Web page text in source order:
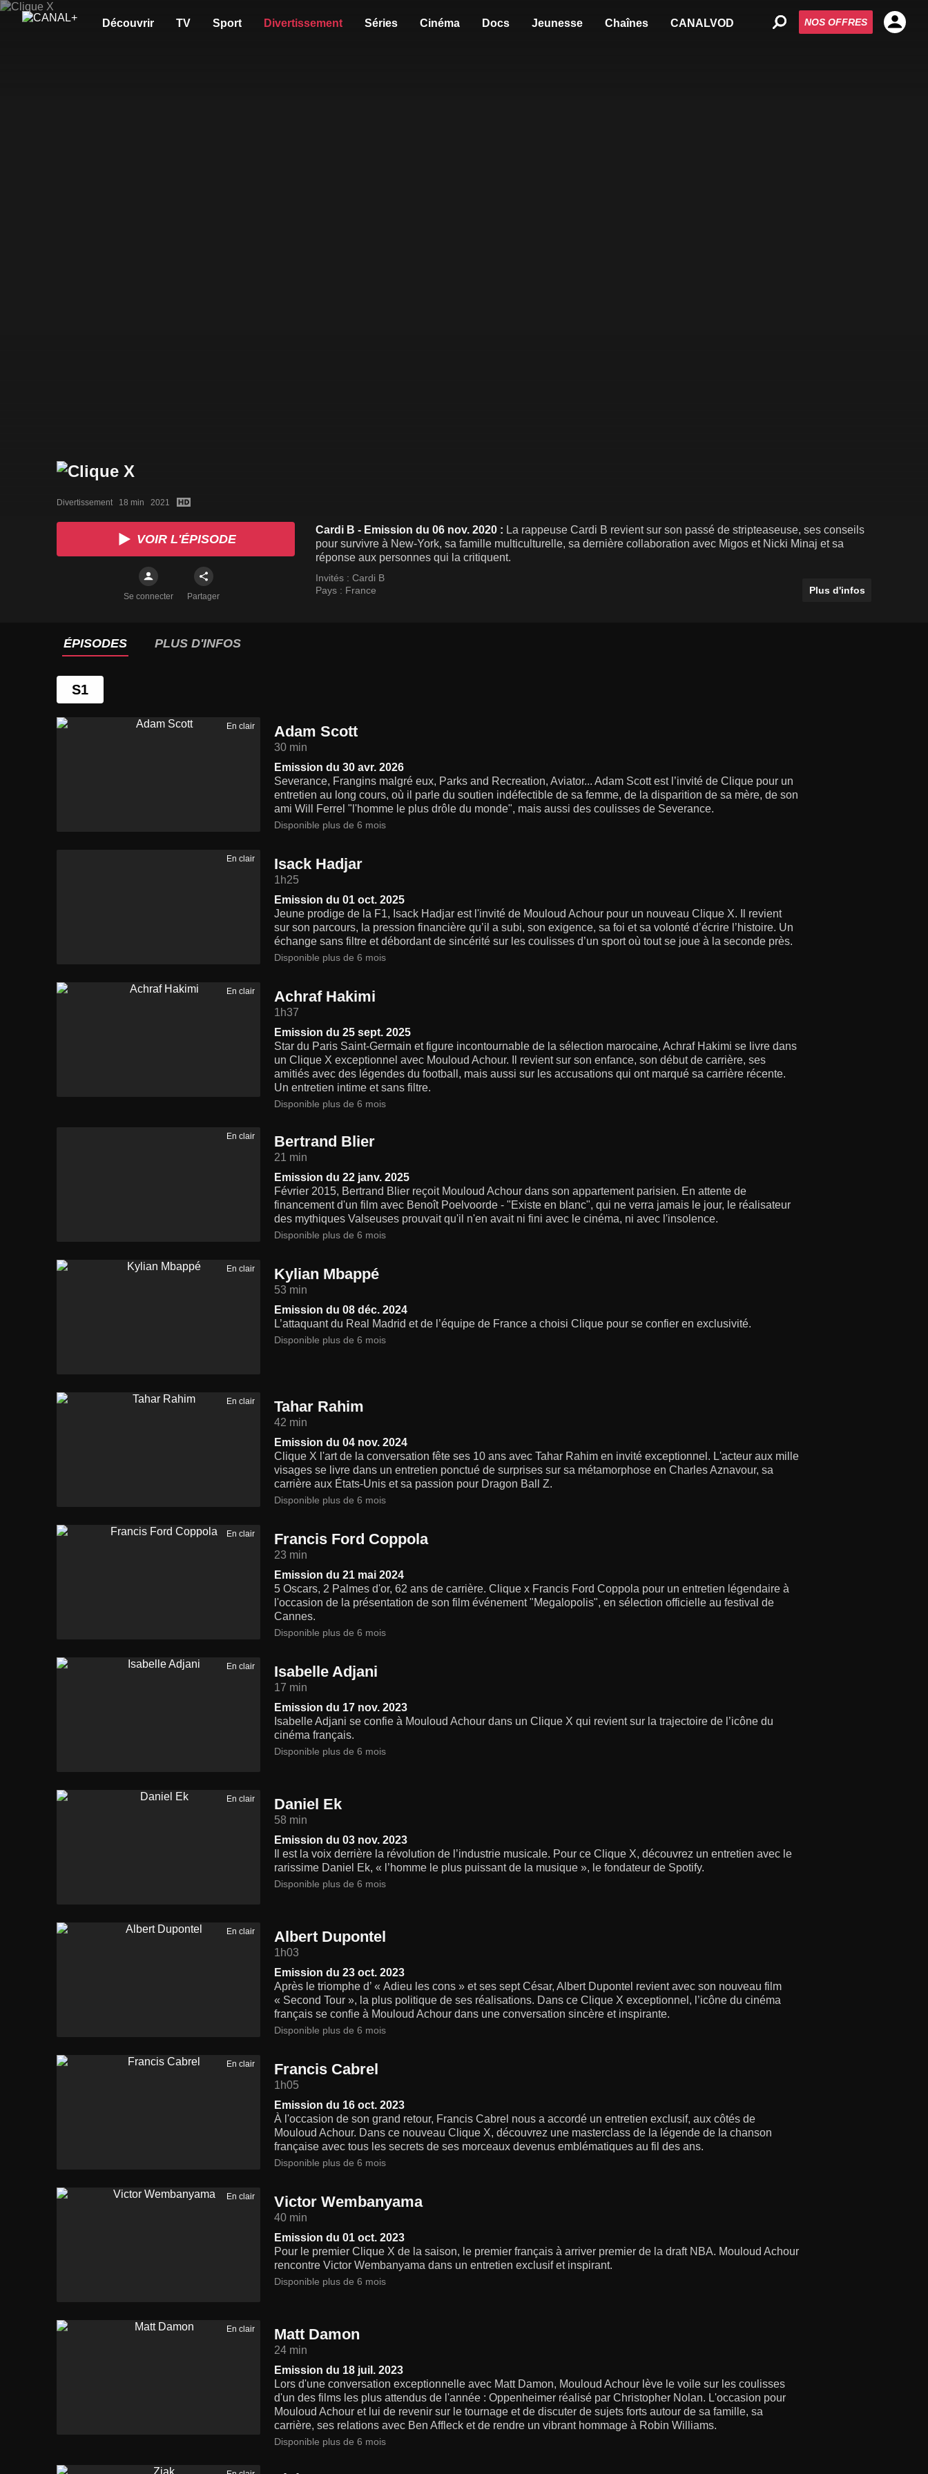
Découvrir TV Sport Divertissement Séries Cinéma Docs Jeunesse Chaînes CANALVOD NOS OFFRES
Divertissement   18 min   2021
VOIR L'ÉPISODE
Se connecter Partager
Cardi B - Emission du 06 nov. 2020 : La rappeuse Cardi B revient sur son passé de stripteaseuse, ses conseils
pour survivre à New-York, sa famille multiculturelle, sa dernière collaboration avec Migos et Nicki Minaj et sa
réponse aux personnes qui la critiquent.
Invités : Cardi B
Pays : France Plus d'infos
ÉPISODES PLUS D'INFOS
S1
En clair Adam Scott
30 min
Emission du 30 avr. 2026
Severance, Frangins malgré eux, Parks and Recreation, Aviator... Adam Scott est l’invité de Clique pour un
entretien au long cours, où il parle du soutien indéfectible de sa femme, de la disparition de sa mère, de son
ami Will Ferrel "l'homme le plus drôle du monde", mais aussi des coulisses de Severance.
Disponible plus de 6 mois
En clair Isack Hadjar
1h25
Emission du 01 oct. 2025
Jeune prodige de la F1, Isack Hadjar est l'invité de Mouloud Achour pour un nouveau Clique X. Il revient
sur son parcours, la pression financière qu’il a subi, son exigence, sa foi et sa volonté d’écrire l’histoire. Un
échange sans filtre et débordant de sincérité sur les coulisses d’un sport où tout se joue à la seconde près.
Disponible plus de 6 mois
En clair Achraf Hakimi
1h37
Emission du 25 sept. 2025
Star du Paris Saint-Germain et figure incontournable de la sélection marocaine, Achraf Hakimi se livre dans
un Clique X exceptionnel avec Mouloud Achour. Il revient sur son enfance, son début de carrière, ses
amitiés avec des légendes du football, mais aussi sur les accusations qui ont marqué sa carrière récente.
Un entretien intime et sans filtre.
Disponible plus de 6 mois
En clair Bertrand Blier
21 min
Emission du 22 janv. 2025
Février 2015, Bertrand Blier reçoit Mouloud Achour dans son appartement parisien. En attente de
financement d'un film avec Benoît Poelvoorde - "Existe en blanc", qui ne verra jamais le jour, le réalisateur
des mythiques Valseuses prouvait qu'il n'en avait ni fini avec le cinéma, ni avec l'insolence.
Disponible plus de 6 mois
En clair Kylian Mbappé
53 min
Emission du 08 déc. 2024
L’attaquant du Real Madrid et de l’équipe de France a choisi Clique pour se confier en exclusivité.
Disponible plus de 6 mois
En clair Tahar Rahim
42 min
Emission du 04 nov. 2024
Clique X l'art de la conversation fête ses 10 ans avec Tahar Rahim en invité exceptionnel. L'acteur aux mille
visages se livre dans un entretien ponctué de surprises sur sa métamorphose en Charles Aznavour, sa
carrière aux États-Unis et sa passion pour Dragon Ball Z.
Disponible plus de 6 mois
En clair Francis Ford Coppola
23 min
Emission du 21 mai 2024
5 Oscars, 2 Palmes d'or, 62 ans de carrière. Clique x Francis Ford Coppola pour un entretien légendaire à
l'occasion de la présentation de son film événement "Megalopolis", en sélection officielle au festival de
Cannes.
Disponible plus de 6 mois
En clair Isabelle Adjani
17 min
Emission du 17 nov. 2023
Isabelle Adjani se confie à Mouloud Achour dans un Clique X qui revient sur la trajectoire de l’icône du
cinéma français.
Disponible plus de 6 mois
En clair Daniel Ek
58 min
Emission du 03 nov. 2023
Il est la voix derrière la révolution de l’industrie musicale. Pour ce Clique X, découvrez un entretien avec le
rarissime Daniel Ek, « l’homme le plus puissant de la musique », le fondateur de Spotify.
Disponible plus de 6 mois
En clair Albert Dupontel
1h03
Emission du 23 oct. 2023
Après le triomphe d’ « Adieu les cons » et ses sept César, Albert Dupontel revient avec son nouveau film
« Second Tour », la plus politique de ses réalisations. Dans ce Clique X exceptionnel, l’icône du cinéma
français se confie à Mouloud Achour dans une conversation sincère et inspirante.
Disponible plus de 6 mois
En clair Francis Cabrel
1h05
Emission du 16 oct. 2023
À l'occasion de son grand retour, Francis Cabrel nous a accordé un entretien exclusif, aux côtés de
Mouloud Achour. Dans ce nouveau Clique X, découvrez une masterclass de la légende de la chanson
française avec tous les secrets de ses morceaux devenus emblématiques au fil des ans.
Disponible plus de 6 mois
En clair Victor Wembanyama
40 min
Emission du 01 oct. 2023
Pour le premier Clique X de la saison, le premier français à arriver premier de la draft NBA. Mouloud Achour
rencontre Victor Wembanyama dans un entretien exclusif et inspirant.
Disponible plus de 6 mois
En clair Matt Damon
24 min
Emission du 18 juil. 2023
Lors d'une conversation exceptionnelle avec Matt Damon, Mouloud Achour lève le voile sur les coulisses
d'un des films les plus attendus de l'année : Oppenheimer réalisé par Christopher Nolan. L'occasion pour
Mouloud Achour et lui de revenir sur le tournage et de discuter de sujets forts autour de sa famille, sa
carrière, ses relations avec Ben Affleck et de rendre un vibrant hommage à Robin Williams.
Disponible plus de 6 mois